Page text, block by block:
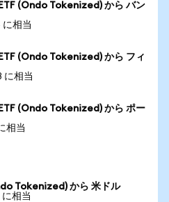
(Ondo Tokenized) から バン
相当
(Ondo Tokenized) から フィ
に相当
(Ondo Tokenized) から ポー
相当
Tokenized) から 米ドル
相当